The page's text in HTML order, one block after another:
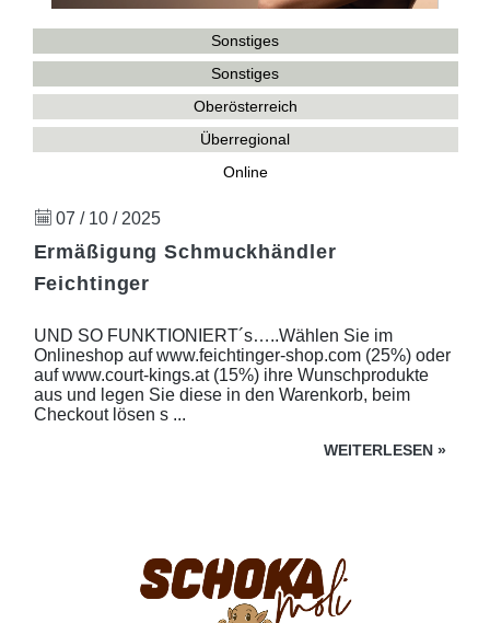
Sonstiges
Sonstiges
Oberösterreich
Überregional
Online
07 / 10 / 2025
Ermäßigung Schmuckhändler
Feichtinger
UND SO FUNKTIONIERT´s…..Wählen Sie im
Onlineshop auf www.feichtinger-shop.com (25%) oder
auf www.court-kings.at (15%) ihre Wunschprodukte
aus und legen Sie diese in den Warenkorb, beim
Checkout lösen s ...
WEITERLESEN »